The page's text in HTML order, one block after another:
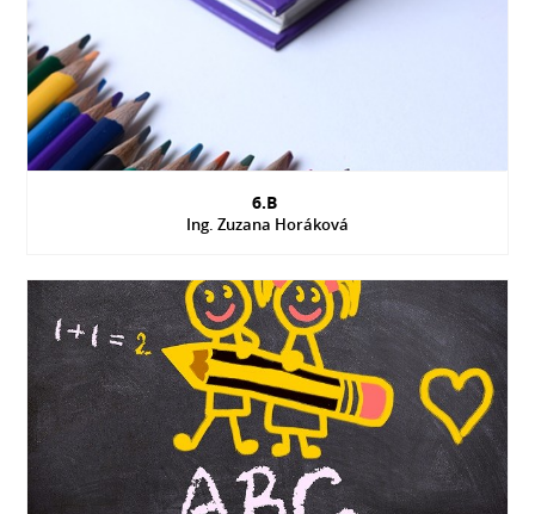
6.B
Ing. Zuzana Horáková